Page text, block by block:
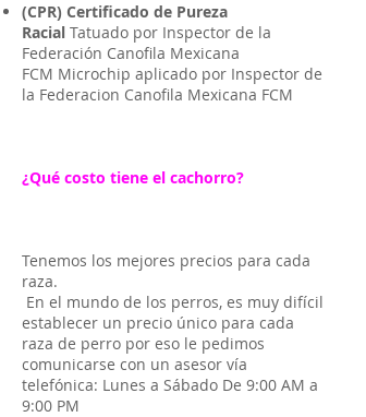
(CPR) Certificado de Pureza
Racial Tatuado por Inspector de la
Federación Canofila Mexicana
FCM Microchip aplicado por Inspector de
la Federacion Canofila Mexicana FCM
¿Qué costo tiene el cachorro?
Tenemos los mejores precios para cada
raza.
En el mundo de los perros, es muy difícil
establecer un precio único para cada
raza de perro por eso le pedimos
comunicarse con un asesor vía
telefónica: Lunes a Sábado De 9:00 AM a
9:00 PM